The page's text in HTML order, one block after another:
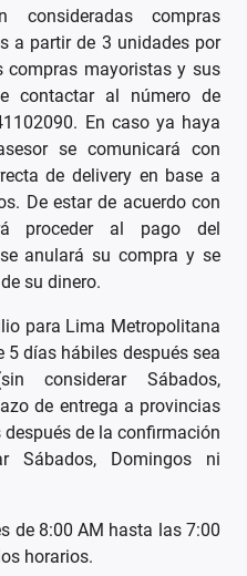
compras
a partir de 3 unidades por
compras mayoristas y sus
contactar al número de
En caso ya haya
se comunicará con
de delivery en base a
De estar de acuerdo con
proceder al pago del
anulará su compra y se
su dinero.
para Lima Metropolitana
días hábiles después sea
considerar Sábados,
de entrega a provincias
de la confirmación
Sábados, Domingos ni
de 8:00 AM hasta las 7:00
horarios.